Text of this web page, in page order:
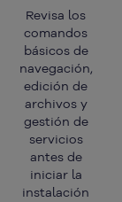
Revisa los
comandos
básicos de
navegación,
edición de
archivos y
gestión de
servicios
antes de
iniciar la
instalación